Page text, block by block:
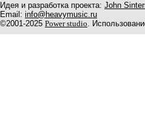
Идея и разработка проекта: John
Email: info@heavymusic.ru
©2001-2025 Power studio.